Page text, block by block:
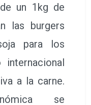
un 1kg de
las burgers
para los
a la carne.
se